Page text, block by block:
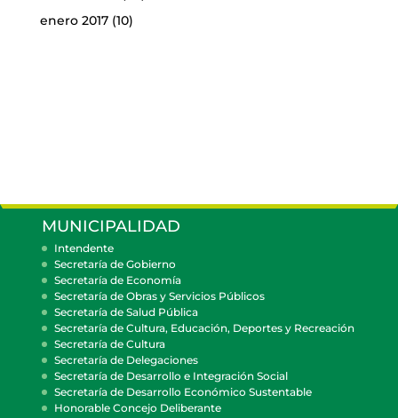
enero 2017(10)
MUNICIPALIDAD
Intendente
Secretaría de Gobierno
Secretaría de Economía
Secretaría de Obras y Servicios Públicos
Secretaría de Salud Pública
Secretaría de Cultura, Educación, Deportes y Recreación
Secretaría de Cultura
Secretaría de Delegaciones
Secretaría de Desarrollo e Integración Social
Secretaría de Desarrollo Económico Sustentable
Honorable Concejo Deliberante